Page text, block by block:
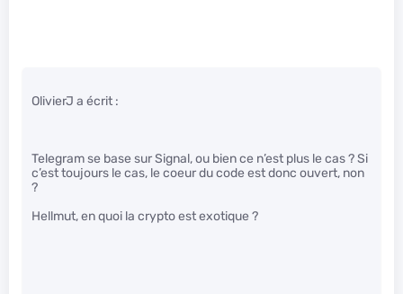
OlivierJ a écrit :
Telegram se base sur Signal, ou bien ce n’est plus le cas ? Si
c’est toujours le cas, le coeur du code est donc ouvert, non
?
Hellmut, en quoi la crypto est exotique ?